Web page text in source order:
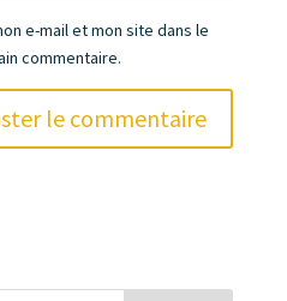
e-mail et mon site dans le
commentaire.